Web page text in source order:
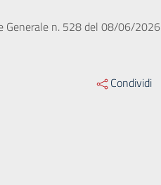
Generale n. 528 del 08/06/2026
Condividi